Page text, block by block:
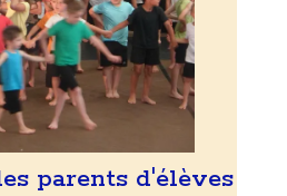
parents d'élèves